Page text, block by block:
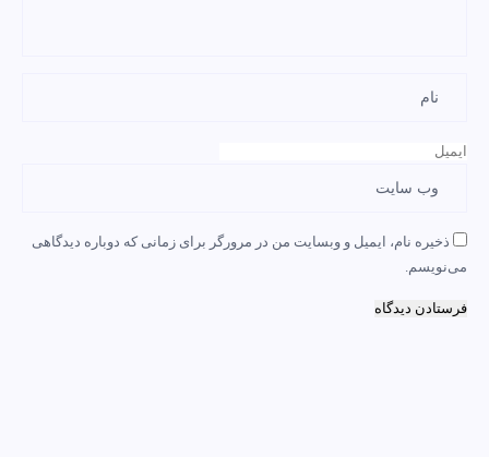
ذخیره نام، ایمیل و وبسایت من در مرورگر برای زمانی که دوباره دیدگاهی
می‌نویسم.